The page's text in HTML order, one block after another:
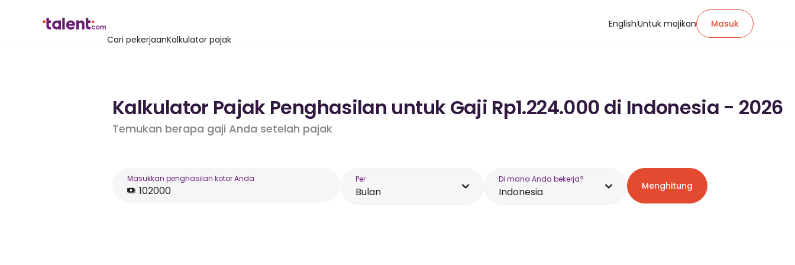
Cari pekerjaanKalkulator pajak
EnglishUntuk majikan Masuk
Kalkulator Pajak Penghasilan untuk Gaji Rp1.224.000 di Indonesia - 2026
Temukan berapa gaji Anda setelah pajak
Masukkan penghasilan kotor Anda Per
Bulan
Di mana Anda bekerja?
Indonesia Menghitung